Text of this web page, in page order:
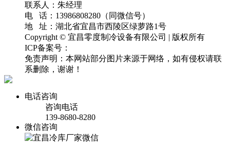
联系人：朱经理
电 话：13986808280（同微信号）
地 址：湖北省宜昌市西陵区绿萝路1号
Copyright © 宜昌零度制冷设备有限公司 | 版权所有
ICP备案号：
免责声明：本网站部分图片来源于网络，如有侵权请联
系删除，谢谢！
电话咨询
咨询电话
139-8680-8280
微信咨询